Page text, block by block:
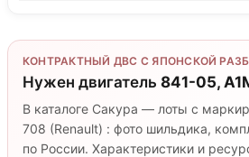
КОНТРАКТНЫЙ ДВС С ЯПОНСКОЙ
Нужен двигатель 841-05,
В каталоге Сакура — лоты с
708 (Renault) : фото шильдика,
по России. Характеристики и